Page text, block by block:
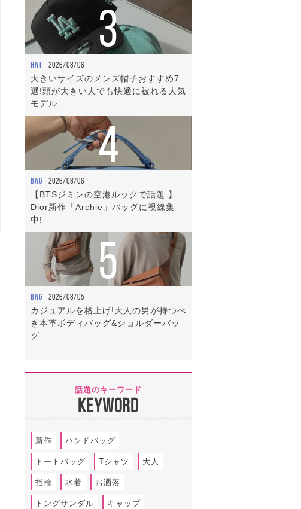
3
HAT 2026/08/06
大きいサイズのメンズ帽子おすすめ7
選!頭が大きい人でも快適に被れる人気
モデル
4
BAG 2026/08/06
【BTSジミンの空港ルックで話題 】
Dior新作「Archie」バッグに視線集
中!
5
BAG 2026/08/05
カジュアルを格上げ!大人の男が持つべ
き本革ボディバッグ&ショルダーバッ
グ
話題のキーワード
KEYWORD
新作 ハンドバッグ
トートバッグ Tシャツ 大人
指輪 水着 お洒落
トングサンダル キャップ